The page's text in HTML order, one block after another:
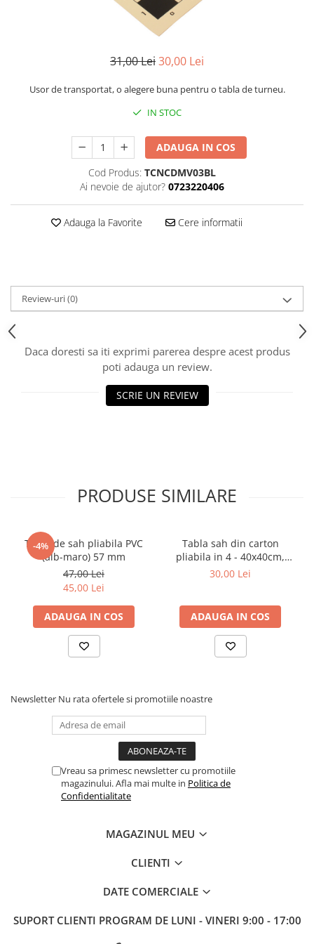
Lemn De Boxwood
Lemn De Carpen (hornbeam)
Lemn De Sheesham
Piese de sah DGT
Piese De Sah Tematice Din Plastic
Piese Din Lemn
Piese Din Plastic
Piese sah electronice
Piese Sah Tematice
Piese Sah Tematice Din Metal
Puzzle
Set Sah + Table/backgammon
Step 3
Tabla De Demonstratie
31,00 Lei30,00 Lei
Usor de transportat, o alegere buna pentru o tabla de turneu.
IN STOC
ADAUGA IN COS
Cod Produs: TCNCDMV03BL
Ai nevoie de ajutor? 0723220406
Adauga la Favorite Cere informatii
Review-uri(0)
Daca doresti sa iti exprimi parerea despre acest produs
poti adauga un review.
SCRIE UN REVIEW
PRODUSE SIMILARE
-4%
Tabla de sah pliabila PVC
(alb-maro) 57 mm
47,00 Lei
45,00 Lei
ADAUGA IN COS
Tabla sah din carton
pliabila in 4 - 40x40cm,
45mm
30,00 Lei
ADAUGA IN COS
Newsletter Nu rata ofertele si promotiile noastre
Vreau sa primesc newsletter cu promotiile
magazinului. Afla mai multe in Politica de
Confidentialitate
MAGAZINUL MEU
CLIENTI
DATE COMERCIALE
SUPORT CLIENTI PROGRAM DE LUNI - VINERI 9:00 - 17:00